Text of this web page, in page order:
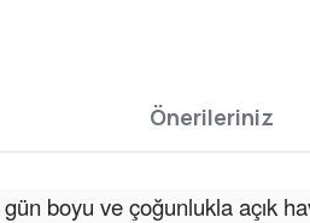
Önerileriniz
boyu ve çoğunlukla açık